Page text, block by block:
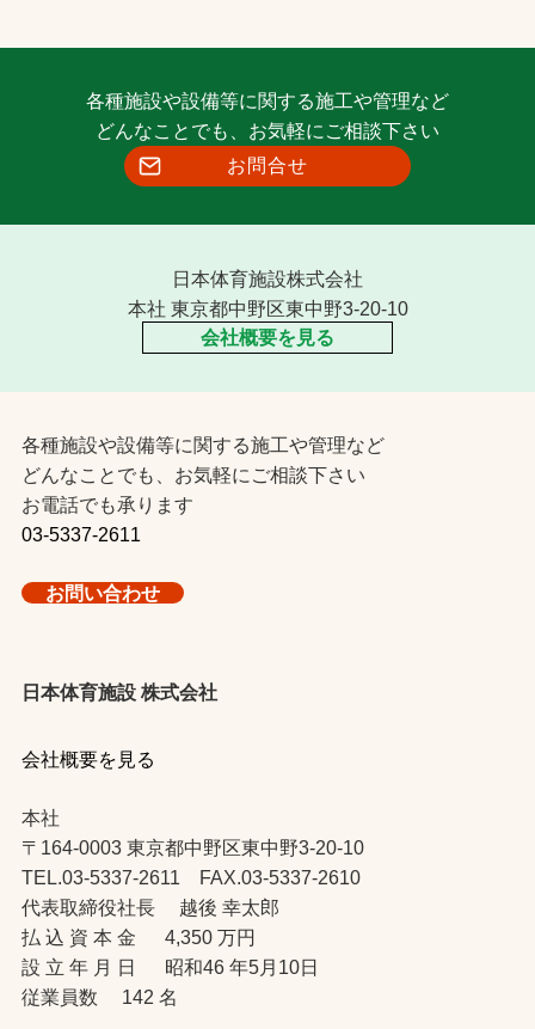
各種施設や設備等に関する施工や管理など
どんなことでも、お気軽にご相談下さい
お問合せ
日本体育施設株式会社
本社 東京都中野区東中野3-20-10
会社概要を見る
各種施設や設備等に関する施工や管理など
どんなことでも、お気軽にご相談下さい
お電話でも承ります
03-5337-2611
お問い合わせ
日本体育施設 株式会社
会社概要を見る
本社
〒164-0003 東京都中野区東中野3-20-10
TEL.03-5337-2611 FAX.03-5337-2610
代表取締役社長 越後 幸太郎
払 込 資 本 金 4,350 万円
設 立 年 月 日 昭和46 年5月10日
従業員数 142 名